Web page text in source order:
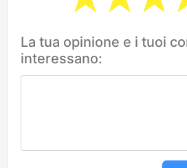
La tua opinione e i tuoi
interessano: